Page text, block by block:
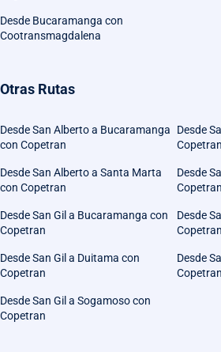
Desde Bucaramanga con
Cootransmagdalena
Otras Rutas
Desde San Alberto a Bucaramanga
con Copetran
Desde
Copetran
Desde San Alberto a Santa Marta
con Copetran
Desde
Copetran
Desde San Gil a Bucaramanga con
Copetran
Desde
Copetran
Desde San Gil a Duitama con
Copetran
Desde
Copetran
Desde San Gil a Sogamoso con
Copetran